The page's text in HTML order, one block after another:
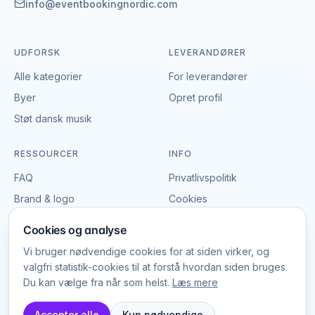
info@eventbookingnordic.com
UDFORSK
Alle kategorier
Byer
Støt dansk musik
LEVERANDØRER
For leverandører
Opret profil
RESSOURCER
FAQ
Brand & logo
INFO
Privatlivspolitik
Cookies
© EventBookingNordic 2026
Platform Labs ApS, CVR 45785025
Cookies og analyse
Vi bruger nødvendige cookies for at siden virker, og
valgfri statistik-cookies til at forstå hvordan siden bruges.
Du kan vælge fra når som helst. Læs mere